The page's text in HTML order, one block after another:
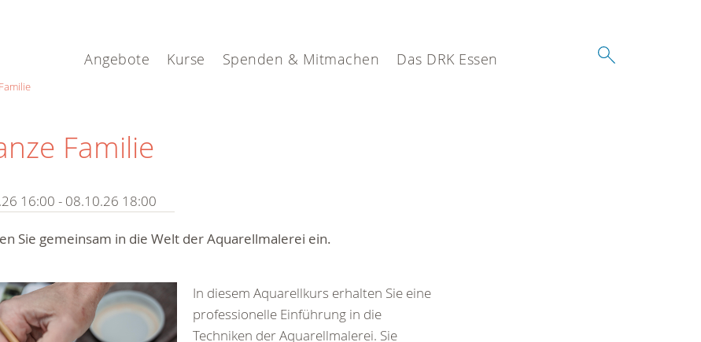
Angebote Kurse Spenden & Mitmachen Das DRK Essen
Familie
16:00 - 08.10.26 18:00
Sie gemeinsam in die Welt der Aquarellmalerei ein.
In diesem Aquarellkurs erhalten Sie eine
professionelle Einführung in die
Techniken der Aquarellmalerei. Sie